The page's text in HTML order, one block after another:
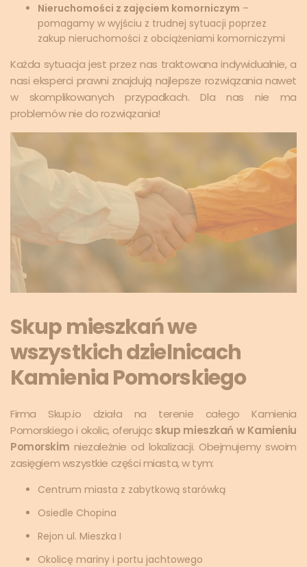
Nieruchomości z zajęciem komorniczym –
pomagamy w wyjściu z trudnej sytuacji poprzez
zakup nieruchomości z obciążeniami komorniczymi
Każda sytuacja jest przez nas traktowana indywidualnie, a
nasi eksperci prawni znajdują najlepsze rozwiązania nawet
w skomplikowanych przypadkach. Dla nas nie ma
problemów nie do rozwiązania!
Skup mieszkań we
wszystkich dzielnicach
Kamienia Pomorskiego
Firma Skup.io działa na terenie całego Kamienia
Pomorskiego i okolic, oferując skup mieszkań w Kamieniu
Pomorskim niezależnie od lokalizacji. Obejmujemy swoim
zasięgiem wszystkie części miasta, w tym:
Centrum miasta z zabytkową starówką
Osiedle Chopina
Rejon ul. Mieszka I
Okolicę mariny i portu jachtowego